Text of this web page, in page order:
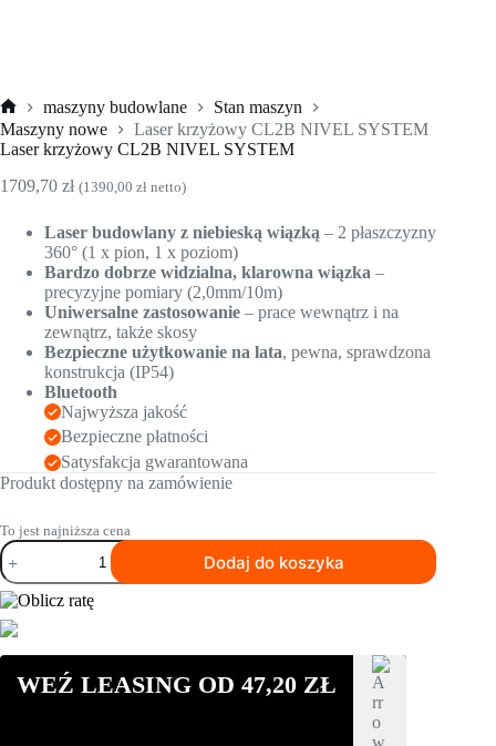
Strona
główna
maszyny budowlane
Stan maszyn
Maszyny nowe
Laser krzyżowy CL2B NIVEL SYSTEM
Laser krzyżowy CL2B NIVEL SYSTEM
1709,70 zł (1390,00 zł netto)
Laser budowlany z niebieską wiązką – 2 płaszczyzny
360° (1 x pion, 1 x poziom)
Bardzo dobrze widzialna, klarowna wiązka –
precyzyjne pomiary (2,0mm/10m)
Uniwersalne zastosowanie – prace wewnątrz i na
zewnątrz, także skosy
Bezpieczne użytkowanie na lata, pewna, sprawdzona
konstrukcja (IP54)
Bluetooth
Najwyższa jakość
Bezpieczne płatności
Satysfakcja gwarantowana
Produkt dostępny na zamówienie
To jest najniższa cena
ilość
Laser
krzyżowy
CL2B
NIVEL
SYSTEM
Dodaj do koszyka
WEŹ LEASING OD 47,20 ZŁ